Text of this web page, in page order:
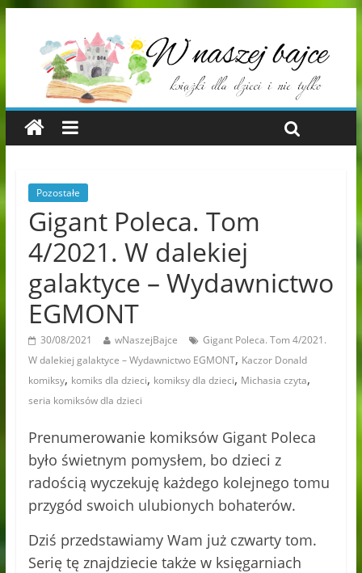
Pozostałe
Gigant Poleca. Tom
4/2021. W dalekiej
galaktyce – Wydawnictwo
EGMONT
30/08/2021 wNaszejBajce
Gigant Poleca. Tom 4/2021.
W dalekiej galaktyce – Wydawnictwo EGMONT, Kaczor Donald
komiksy, komiks dla dzieci, komiksy dla dzieci, Michasia czyta,
seria komiksów dla dzieci
Prenumerowanie komiksów Gigant Poleca
było świetnym pomysłem, bo dzieci z
radością wyczekuję każdego kolejnego tomu
przygód swoich ulubionych bohaterów.
Dziś przedstawiamy Wam już czwarty tom.
Serię tę znajdziecie także w księgarniach